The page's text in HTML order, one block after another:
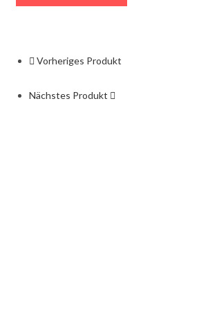
Vorheriges Produkt
Nächstes Produkt